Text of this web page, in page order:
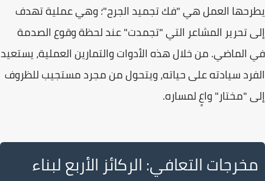
يطرحها العمل هي "فك تجميد الجرح"؛ وهي عملية تهدف
إلى تحرير المشاعر التي "تجمدت" عند لحظة وقوع الصدمة
في الماضي. من خلال هذه الأدوات والتمارين العملية، يستعيد
الفرد سيادته على حياته، ويتحول من مجرد مستجيب للظروف
إلى "مختار" واعٍ لمساره.
مخرجات التعافي: الركائز الأربع لبناء